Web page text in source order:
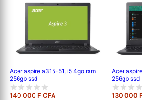
Acer aspire a315-51, i5 4go ram
256gb ssd
140 000 F CFA
Acer
256gb ssd
130 000